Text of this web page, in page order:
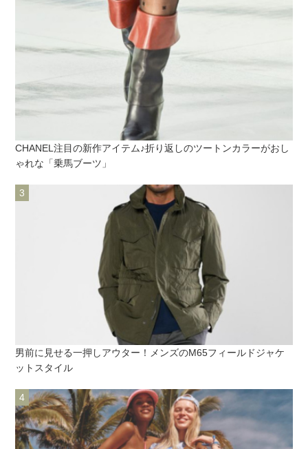
CHANEL注目の新作アイテム♪折り返しのツートンカラーがおし
ゃれな「乗馬ブーツ」
男前に見せる一押しアウター！メンズのM65フィールドジャケ
ットスタイル